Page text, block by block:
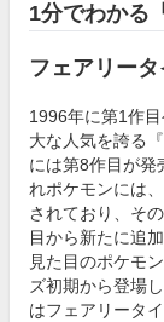
1分でわかる
フェアリー
1996年に第1作
大な人気を誇る
には第8作目が発
れポケモンには
されており、そ
目から新たに追
見た目のポケモ
ズ初期から登場
はフェアリータ